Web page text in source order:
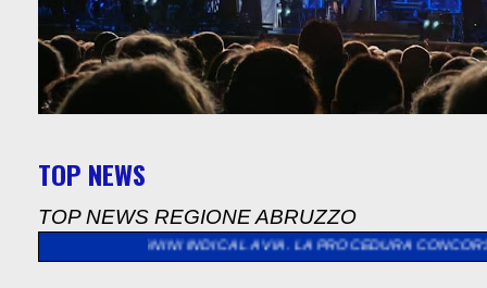
TOP NEWS
TOP NEWS REGIONE ABRUZZO
INDICA LA VIA. LA PROCEDURA CONCORSUALE PER